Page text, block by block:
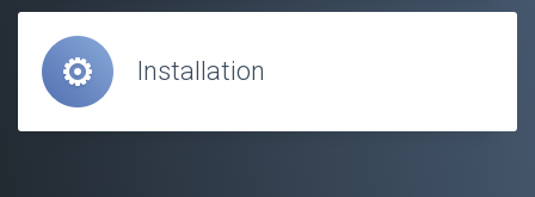
Installation